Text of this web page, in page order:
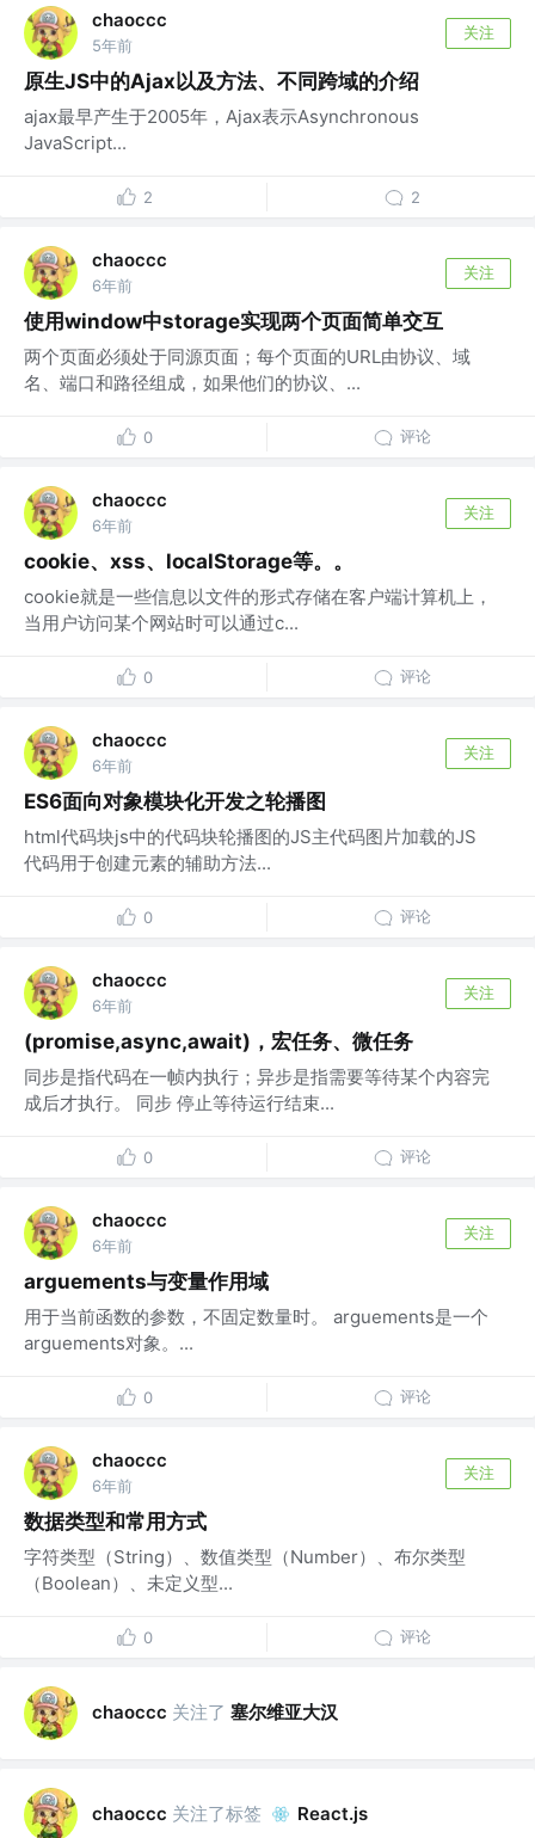
chaoccc
5年前
关注
原生JS中的Ajax以及方法、不同跨域的介绍
ajax最早产生于2005年，Ajax表示Asynchronous
JavaScript...
2 2
chaoccc
6年前
关注
使用window中storage实现两个页面简单交互
两个页面必须处于同源页面；每个页面的URL由协议、域
名、端口和路径组成，如果他们的协议、...
0 评论
chaoccc
6年前
关注
cookie、xss、localStorage等。。
cookie就是一些信息以文件的形式存储在客户端计算机上，
当用户访问某个网站时可以通过c...
0 评论
chaoccc
6年前
关注
ES6面向对象模块化开发之轮播图
html代码块js中的代码块轮播图的JS主代码图片加载的JS
代码用于创建元素的辅助方法...
0 评论
chaoccc
6年前
关注
(promise,async,await)，宏任务、微任务
同步是指代码在一帧内执行；异步是指需要等待某个内容完
成后才执行。 同步 停止等待运行结束...
0 评论
chaoccc
6年前
关注
arguements与变量作用域
用于当前函数的参数，不固定数量时。 arguements是一个
arguements对象。...
0 评论
chaoccc
6年前
关注
数据类型和常用方式
字符类型（String）、数值类型（Number）、布尔类型
（Boolean）、未定义型...
0 评论
chaoccc 关注了 塞尔维亚大汉
chaoccc 关注了标签 React.js